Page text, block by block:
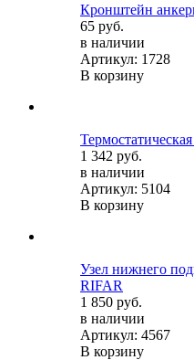
Кронштейн
65 руб.
в наличии
Артикул: 1728
В корзину
1 342 руб.
в наличии
Артикул: 5104
В корзину
Узел нижнего
RIFAR
1 850 руб.
в наличии
Артикул: 4567
В корзину